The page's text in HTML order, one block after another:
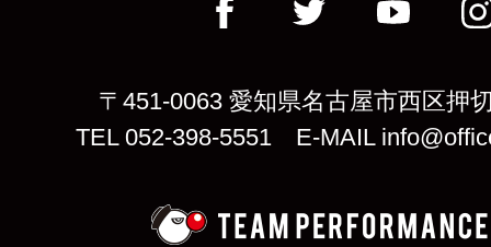
〒451-0063 愛知県名古屋市西区押
TEL 052-398-5551 E-MAIL